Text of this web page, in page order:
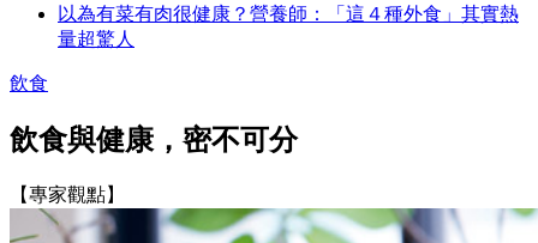
以為有菜有肉很健康？營養師：「這４種外食」其實熱
量超驚人
飲食
飲食與健康，密不可分
【專家觀點】